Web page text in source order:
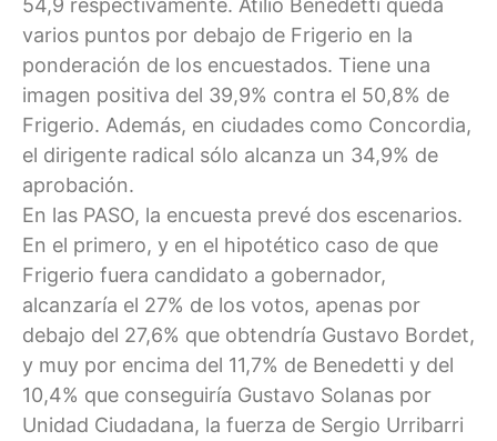
54,9 respectivamente. Atilio Benedetti queda
varios puntos por debajo de Frigerio en la
ponderación de los encuestados. Tiene una
imagen positiva del 39,9% contra el 50,8% de
Frigerio. Además, en ciudades como Concordia,
el dirigente radical sólo alcanza un 34,9% de
aprobación.
En las PASO, la encuesta prevé dos escenarios.
En el primero, y en el hipotético caso de que
Frigerio fuera candidato a gobernador,
alcanzaría el 27% de los votos, apenas por
debajo del 27,6% que obtendría Gustavo Bordet,
y muy por encima del 11,7% de Benedetti y del
10,4% que conseguiría Gustavo Solanas por
Unidad Ciudadana, la fuerza de Sergio Urribarri